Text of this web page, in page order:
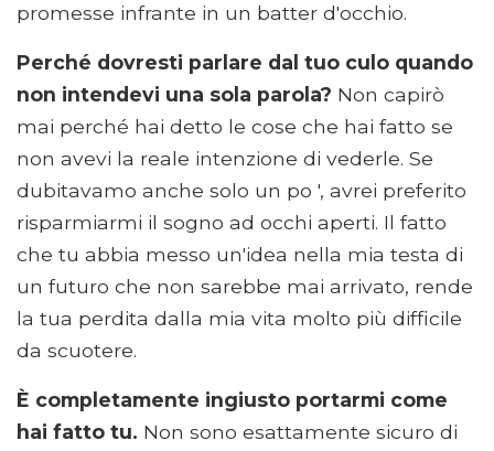
promesse infrante in un batter d'occhio.
Perché dovresti parlare dal tuo culo quando
non intendevi una sola parola? Non capirò
mai perché hai detto le cose che hai fatto se
non avevi la reale intenzione di vederle. Se
dubitavamo anche solo un po ', avrei preferito
risparmiarmi il sogno ad occhi aperti. Il fatto
che tu abbia messo un'idea nella mia testa di
un futuro che non sarebbe mai arrivato, rende
la tua perdita dalla mia vita molto più difficile
da scuotere.
È completamente ingiusto portarmi come
hai fatto tu. Non sono esattamente sicuro di